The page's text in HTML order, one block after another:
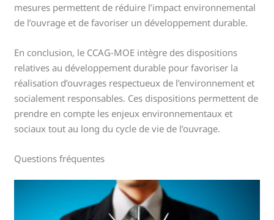
mesures permettent de réduire l’impact environnemental
de l’ouvrage et de favoriser un développement durable.
En conclusion, le CCAG-MOE intègre des dispositions
relatives au développement durable pour favoriser la
réalisation d’ouvrages respectueux de l’environnement et
socialement responsables. Ces dispositions permettent de
prendre en compte les enjeux environnementaux et
sociaux tout au long du cycle de vie de l’ouvrage.
Questions fréquentes